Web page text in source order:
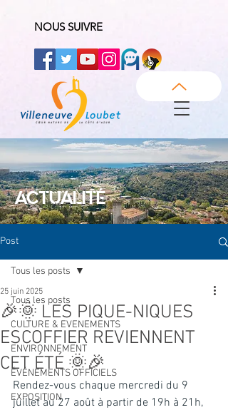
NOUS SUIVRE
ACTUALITÉ
Post
Tous les posts
CULTURE & EVENEMENTS
ENVIRONNEMENT
ÉVÉNEMENTS OFFICIELS
EXPOSITION
Tous les posts
🎉🌞 LES PIQUE-NIQUES
ESCOFFIER REVIENNENT
CET ÉTÉ 🌞🎉
25 juin 2025
Rendez-vous chaque mercredi du 9
juillet au 27 août à partir de 19h à 21h,